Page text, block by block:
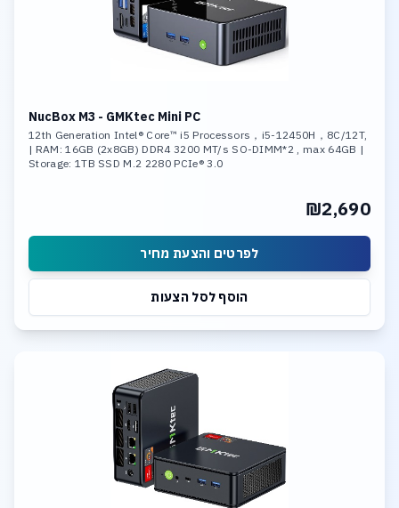
NucBox M3 - GMKtec Mini PC
12th Generation Intel® Core™ i5 Processors，i5-12450H，8C/12T,
| RAM: 16GB (2x8GB) DDR4 3200 MT/s SO-DIMM*2 , max 64GB |
Storage: 1TB SSD M.2 2280 PCIe® 3.0
₪2,690
לפרטים והצעת מחיר
הוסף לסל הצעות